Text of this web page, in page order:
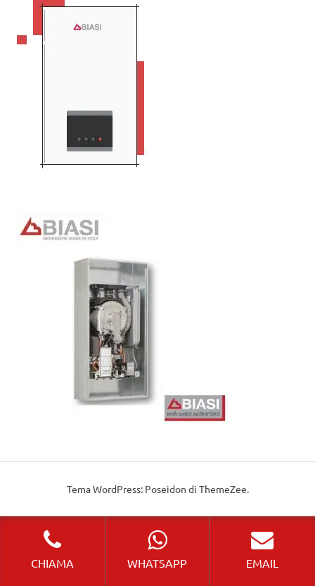
Tema WordPress: Poseidon di ThemeZee.
CHIAMA WHATSAPP EMAIL